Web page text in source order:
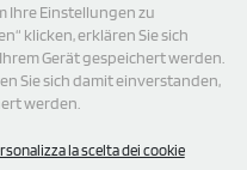
Ihre Einstellungen zu
klicken, erklären Sie sich
Gerät gespeichert werden.
Sie sich damit einverstanden,
werden.
la scelta dei cookie
SIND VORBEHALTEN -